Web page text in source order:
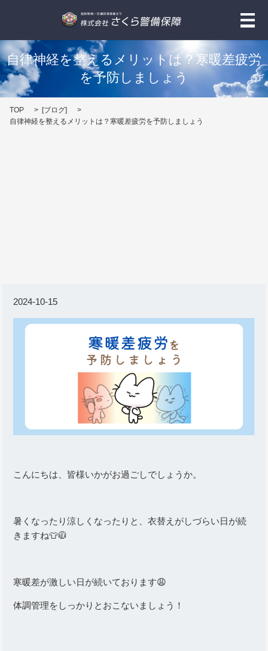
メ
自律神経を整えるメリットは？寒暖差疲労
を予防しましょう
TOP [ブログ]
自律神経を整えるメリットは？寒暖差疲労を予防しましょう
2024-10-15
こんにちは、皆様いかがお過ごしでしょうか。
暑くなったり涼しくなったりと、衣替えがしづらい日が続
きますね👕🧥
寒暖差が激しい日が続いております😩
体調管理をしっかりとおこないましょう！